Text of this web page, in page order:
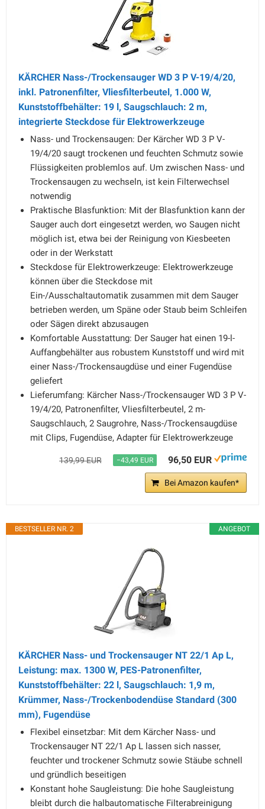
KÄRCHER Nass-/Trockensauger WD 3 P V-19/4/20,
inkl. Patronenfilter, Vliesfilterbeutel, 1.000 W,
Kunststoffbehälter: 19 l, Saugschlauch: 2 m,
integrierte Steckdose für Elektrowerkzeuge
Nass- und Trockensaugen: Der Kärcher WD 3 P V-
19/4/20 saugt trockenen und feuchten Schmutz sowie
Flüssigkeiten problemlos auf. Um zwischen Nass- und
Trockensaugen zu wechseln, ist kein Filterwechsel
notwendig
Praktische Blasfunktion: Mit der Blasfunktion kann der
Sauger auch dort eingesetzt werden, wo Saugen nicht
möglich ist, etwa bei der Reinigung von Kiesbeeten
oder in der Werkstatt
Steckdose für Elektrowerkzeuge: Elektrowerkzeuge
können über die Steckdose mit
Ein-/Ausschaltautomatik zusammen mit dem Sauger
betrieben werden, um Späne oder Staub beim Schleifen
oder Sägen direkt abzusaugen
Komfortable Ausstattung: Der Sauger hat einen 19-l-
Auffangbehälter aus robustem Kunststoff und wird mit
einer Nass-/Trockensaugdüse und einer Fugendüse
geliefert
Lieferumfang: Kärcher Nass-/Trockensauger WD 3 P V-
19/4/20, Patronenfilter, Vliesfilterbeutel, 2 m-
Saugschlauch, 2 Saugrohre, Nass-/Trockensaugdüse
mit Clips, Fugendüse, Adapter für Elektrowerkzeuge
139,99 EUR −43,49 EUR 96,50 EUR
Bei Amazon kaufen*
ANGEBOT
BESTSELLER NR. 2
KÄRCHER Nass- und Trockensauger NT 22/1 Ap L,
Leistung: max. 1300 W, PES-Patronenfilter,
Kunststoffbehälter: 22 l, Saugschlauch: 1,9 m,
Krümmer, Nass-/Trockenbodendüse Standard (300
mm), Fugendüse
Flexibel einsetzbar: Mit dem Kärcher Nass- und
Trockensauger NT 22/1 Ap L lassen sich nasser,
feuchter und trockener Schmutz sowie Stäube schnell
und gründlich beseitigen
Konstant hohe Saugleistung: Die hohe Saugleistung
bleibt durch die halbautomatische Filterabreinigung